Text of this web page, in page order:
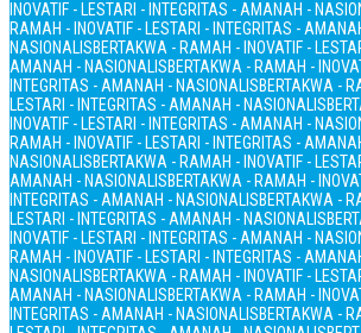
INOVATIF - LESTARI - INTEGRITAS - AMANAH -
RAMAH - INOVATIF - LESTARI - INTEGRITAS -
NASIONALISBERTAKWA - RAMAH - INOVATIF -
AMANAH - NASIONALISBERTAKWA - RAMAH -
INTEGRITAS - AMANAH - NASIONALISBERTAKWA -
LESTARI - INTEGRITAS - AMANAH - NASIONALIS
INOVATIF - LESTARI - INTEGRITAS - AMANAH -
RAMAH - INOVATIF - LESTARI - INTEGRITAS -
NASIONALISBERTAKWA - RAMAH - INOVATIF -
AMANAH - NASIONALISBERTAKWA - RAMAH -
INTEGRITAS - AMANAH - NASIONALISBERTAKWA -
LESTARI - INTEGRITAS - AMANAH - NASIONALIS
INOVATIF - LESTARI - INTEGRITAS - AMANAH -
RAMAH - INOVATIF - LESTARI - INTEGRITAS -
NASIONALISBERTAKWA - RAMAH - INOVATIF -
AMANAH - NASIONALISBERTAKWA - RAMAH -
INTEGRITAS - AMANAH - NASIONALISBERTAKWA -